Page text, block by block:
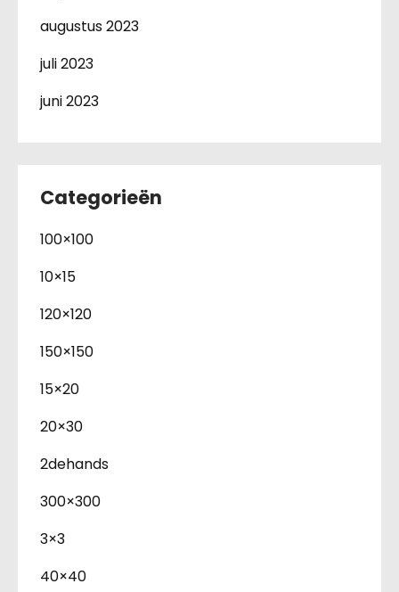
augustus 2023
juli 2023
juni 2023
Categorieën
100×100
10×15
120×120
150×150
15×20
20×30
2dehands
300×300
3×3
40×40